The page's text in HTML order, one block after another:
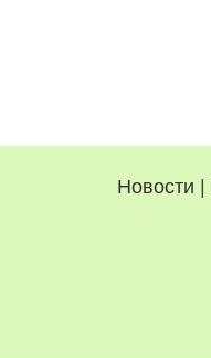
Новости